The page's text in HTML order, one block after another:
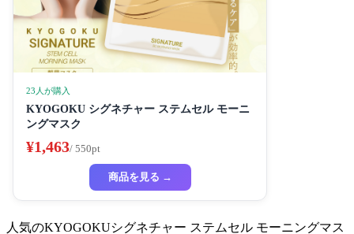
23人が購入
KYOGOKU シグネチャー ステムセル モーニ
ングマスク
¥1,463/ 550pt
商品を見る →
人気のKYOGOKUシグネチャー ステムセル モーニングマス